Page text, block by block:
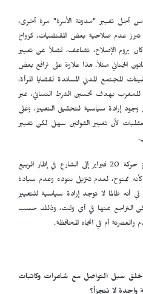
أجل تغيير "مدونة الأسرة" مرة أخرى،
عدم صلاحية بعض المقتضيات، كزواج
يروم الإصلاح، تضاعف، فضلاً عن تغيير
الجنائي مثلاً. هذا علاوة على ترافع بعض
المجتمع المدني المساندة لقضايا المرأة،
بهدف تحسين الشرط النسائي، غير
إرادة سياسية لتحقيق التغيير، وعلى
لأن تغيير القوانين سهل لكن تغيير
كما أن الدستور الذي جاء بعد خروج حركة 20 فبراير إلى الشارع في إطار الربيع
2011، بات يبدو كأنه ممنوح، لعدم تنزيل بنوده وعدم سيادة
لي أنه طالما لا توجد إرادة سياسية للتغيير
التراجع عنها في أي وقت، وذلك حسب
أم في اتجاه المحافظة.
سبل التواصل مع شاعرات وكاتبات